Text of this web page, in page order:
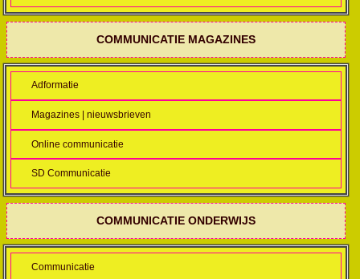
COMMUNICATIE MAGAZINES
Adformatie
Magazines | nieuwsbrieven
Online communicatie
SD Communicatie
COMMUNICATIE ONDERWIJS
Communicatie